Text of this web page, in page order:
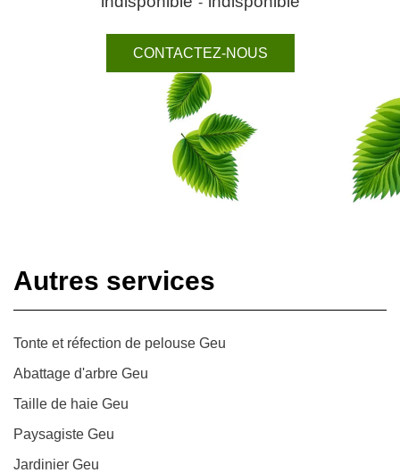
CONTACTEZ-NOUS
Autres services
Tonte et réfection de pelouse Geu
Abattage d'arbre Geu
Taille de haie Geu
Paysagiste Geu
Jardinier Geu